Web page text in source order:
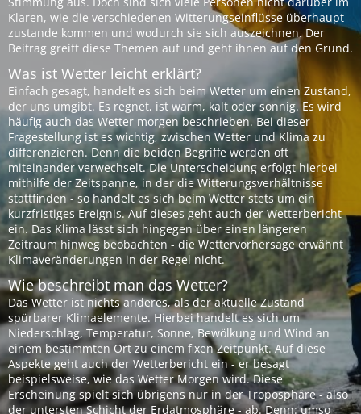
Klaren, wie die verschiedenen Witterungseinflüsse überhaupt
zustande kommen und wodurch sie sich auszeichnen. Der
Beitrag greift diese Themen auf und geht ihnen auf den Grund.
Was ist Wetter leicht erklärt?
Einfach gesagt, handelt es sich beim Wetter um einen Zustand,
der uns umgibt. Es regnet, ist warm, kalt oder sonnig. Es wird
häufig auch das Wetter morgen beschrieben. Bei dieser
Fragestellung ist es wichtig, zwischen Wetter und Klima zu
differenzieren. Denn die beiden Begriffe werden oft
miteinander verwechselt. Die Unterscheidung erfolgt hierbei
mithilfe der Zeitspanne, in der die Witterungsverhältnisse
stattfinden - so handelt es sich beim Wetter stets um ein
kurzfristiges Ereignis. Auf dieses geht auch der Wetterbericht
ein. Das Klima lässt sich hingegen über einen längeren
Zeitraum hinweg beobachten - die Wettervorhersage erwähnt
Klimaveränderungen in der Regel nicht.
Wie beschreibt man das Wetter?
Das Wetter ist nichts anderes, als der aktuelle Zustand
spürbarer Klimaelemente. Hierbei handelt es sich um
Niederschlag, Temperatur, Sonne, Bewölkung und Wind an
einem bestimmten Ort zu einem fixen Zeitpunkt. Auf diese
Aspekte geht auch der Wetterbericht ein - er besagt
beispielsweise, wie das Wetter Morgen wird. Diese
Erscheinung spielt sich übrigens nur in der Troposphäre - also
der untersten Schicht der Erdatmosphäre - ab. Denn: umso